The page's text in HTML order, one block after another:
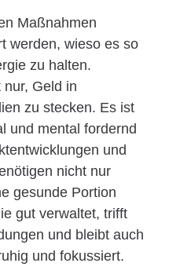
Maßnahmen
werden, wieso es so
zu halten.
Geld in
zu stecken. Es ist
und mental fordernd
und
nicht nur
gesunde Portion
gut verwaltet, trifft
und bleibt auch
und fokussiert.